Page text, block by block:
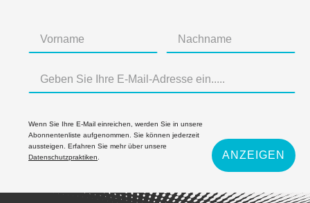
Wenn Sie Ihre E-Mail einreichen, werden Sie in unsere
Abonnentenliste aufgenommen. Sie können jederzeit
aussteigen. Erfahren Sie mehr über unsere
Datenschutzpraktiken
ANZEIGEN